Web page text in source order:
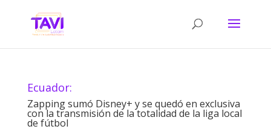
Ecuador:
Zapping sumó Disney+ y se quedó en exclusiva
con la transmisión de la totalidad de la liga local
de fútbol